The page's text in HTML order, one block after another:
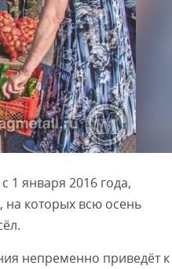
1 января 2016 года,
на которых всю осень
непременно приведёт к